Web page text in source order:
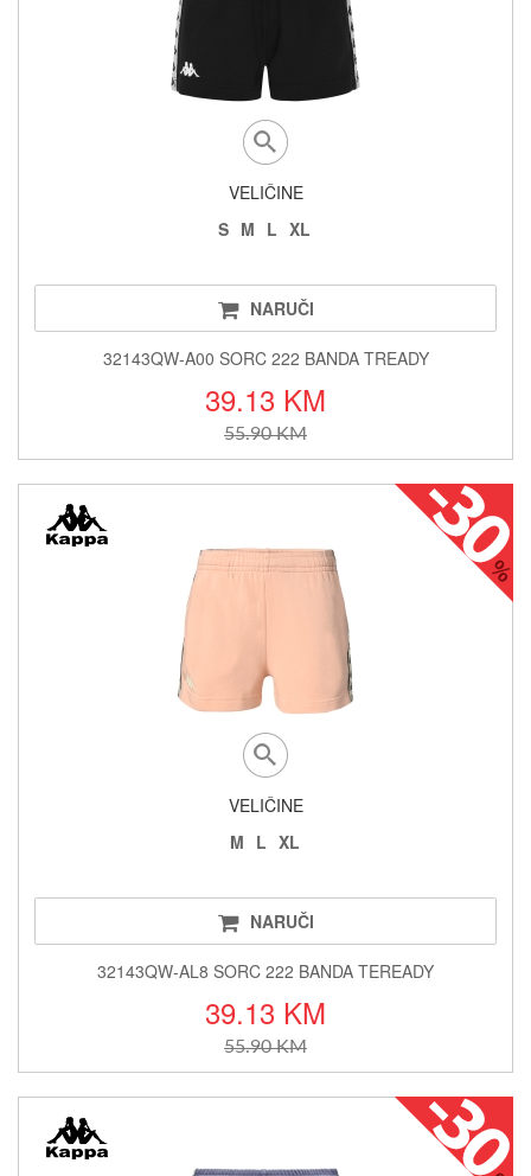
VELIČINE
S M L XL
NARUČI
32143QW-A00 SORC 222 BANDA TREADY
39.13 KM
55.90 KM
VELIČINE
M L XL
NARUČI
32143QW-AL8 SORC 222 BANDA TEREADY
39.13 KM
55.90 KM